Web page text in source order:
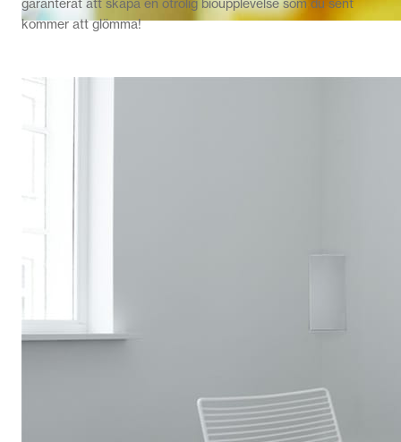
10 990,00
garanterat att skapa en otrolig bioupplevelse som du sent
kommer att glömma!